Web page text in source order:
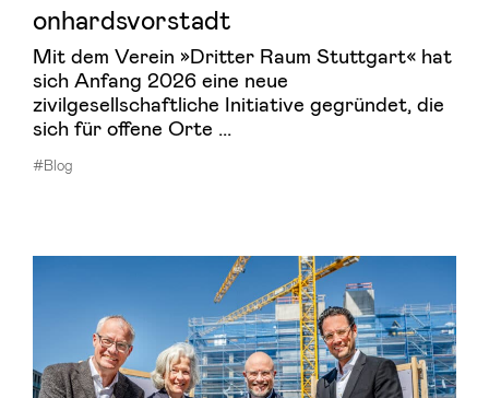
on­hards­vor­stadt
Mit dem Verein »Dritter Raum Stuttgart« hat
sich Anfang 2026 eine neue
zivilgesellschaftliche Initiative gegründet, die
sich für offene Orte ...
#Blog